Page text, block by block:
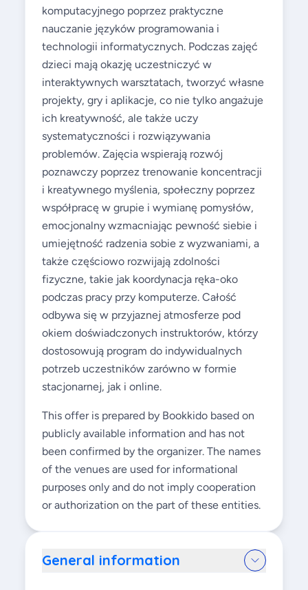
komputacyjnego poprzez praktyczne
nauczanie języków programowania i
technologii informatycznych. Podczas zajęć
dzieci mają okazję uczestniczyć w
interaktywnych warsztatach, tworzyć własne
projekty, gry i aplikacje, co nie tylko angażuje
ich kreatywność, ale także uczy
systematyczności i rozwiązywania
problemów. Zajęcia wspierają rozwój
poznawczy poprzez trenowanie koncentracji
i kreatywnego myślenia, społeczny poprzez
współpracę w grupie i wymianę pomysłów,
emocjonalny wzmacniając pewność siebie i
umiejętność radzenia sobie z wyzwaniami, a
także częściowo rozwijają zdolności
fizyczne, takie jak koordynacja ręka-oko
podczas pracy przy komputerze. Całość
odbywa się w przyjaznej atmosferze pod
okiem doświadczonych instruktorów, którzy
dostosowują program do indywidualnych
potrzeb uczestników zarówno w formie
stacjonarnej, jak i online.
This offer is prepared by Bookkido based on
publicly available information and has not
been confirmed by the organizer. The names
of the venues are used for informational
purposes only and do not imply cooperation
or authorization on the part of these entities.
General information